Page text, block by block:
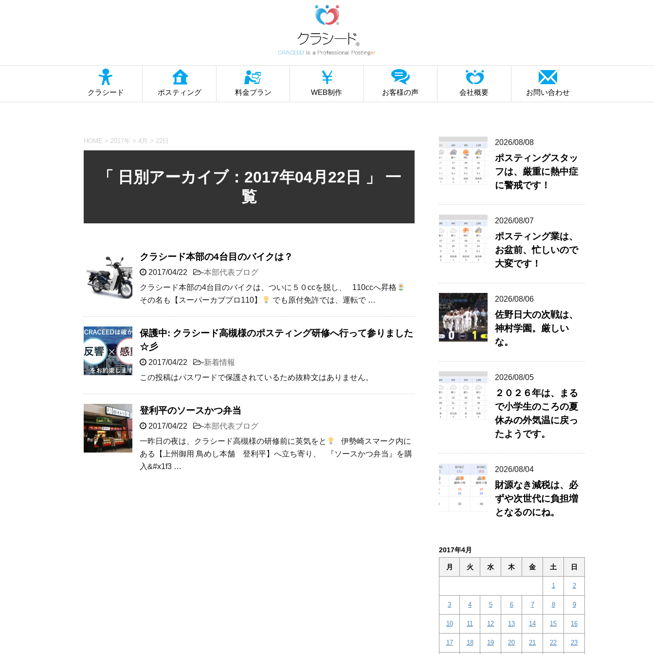
クラシード ポスティング 料金プラン WEB制作 お客様の声 会社概要 お問い合わせ
HOME > 2017年 > 4月 > 22日
「 日別アーカイブ：2017年04月22日 」 一
覧
クラシード本部の4台目のバイクは？
2017/04/22 -本部代表ブログ
クラシード本部の4台目のバイクは、ついに５０ccを脱し、 110ccへ昇格
その名も【スーパーカブプロ110】
でも原付免許では、運転で …
保護中: クラシード高槻様のポスティング研修へ行って参りました
☆彡
2017/04/22 -新着情報
この投稿はパスワードで保護されているため抜粋文はありません。
登利平のソースかつ弁当
2017/04/22 -本部代表ブログ
一昨日の夜は、クラシード高槻様の研修前に英気をと
伊勢崎スマーク内に
ある【上州御用 鳥めし本舗 登利平】へ立ち寄り、 『ソースかつ弁当』を購
入&#x1f3 …
2026/08/08
ポスティングスタッ
フは、厳重に熱中症
に警戒です！
2026/08/07
ポスティング業は、
お盆前、忙しいので
大変です！
2026/08/06
佐野日大の次戦は、
神村学園。厳しい
な。
2026/08/05
２０２６年は、まる
で小学生のころの夏
休みの外気温に戻っ
たようです。
2026/08/04
財源なき減税は、必
ずや次世代に負担増
となるのにね。
2017年4月
月 火 水 木 金 土 日
1 2
3 4 5 6 7 8 9
10 11 12 13 14 15 16
17 18 19 20 21 22 23